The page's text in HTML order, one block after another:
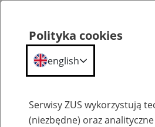
Polityka cookies
english
Serwisy ZUS wykorzystują
(niezbędne) oraz